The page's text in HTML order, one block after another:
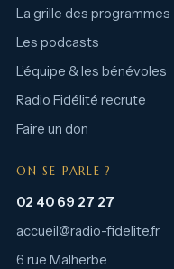
La grille des programmes
Les podcasts
L’équipe & les bénévoles
Radio Fidélité recrute
Faire un don
ON SE PARLE ?
02 40 69 27 27
accueil@radio-fidelite.fr
6 rue Malherbe